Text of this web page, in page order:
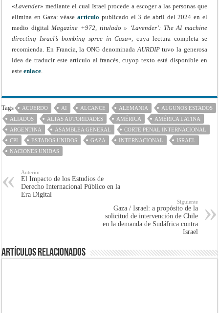
«Lavender» mediante el cual Israel procede a escoger a las personas que
elimina en Gaza: véaseartículo publicado el 3 de abril del 2024 en el
medio digitalMagazine +972, titulado » ‘Lavender’: The AI machine
directing Israel’s bombing spree in Gaza«, cuya lectura completa se
recomienda. En Francia, la ONG denominadaAURDIPtuvo la generosa
idea de traducir este artículo al francés, cuyop texto está disponible en
esteenlace.
Tags ACUERDO AI ALCANCE ALEMANIA
ALGUNOS ESTADOS
ALIADOS
ALTAS AUTORIDADES AMÉRICA
AMÉRICA LATINA
ARGENTINA
ASAMBLEA GENERAL
CORTE PENAL INTERNACIONAL
CPI
ESTADOS UNIDOS GAZA INTERNACIONAL
ISRAEL
NACIONES UNIDAS
Anterior
El Impacto de los Estudios de
Derecho Internacional Público en la
Era Digital
Siguiente
Gaza / Israel: a propósito de la
solicitud de intervención de Chile
en la demanda de Sudáfrica contra
Israel
Artículos Relacionados